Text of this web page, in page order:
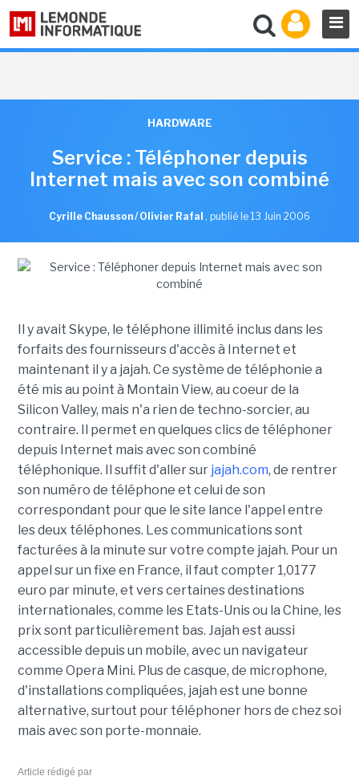
HARDWARE
Service : Téléphoner depuis
Internet mais avec son combiné
Cyrille Chausson / Olivier Rafal , publié le 13 Juin 2006
Il y avait Skype, le téléphone illimité inclus dans les
forfaits des fournisseurs d'accès à Internet et
maintenant il y a jajah. Ce système de téléphonie a
été mis au point à Montain View, au coeur de la
Silicon Valley, mais n'a rien de techno-sorcier, au
contraire. Il permet en quelques clics de téléphoner
depuis Internet mais avec son combiné
téléphonique. Il suffit d'aller sur jajah.com, de rentrer
son numéro de téléphone et celui de son
correspondant pour que le site lance l'appel entre
les deux téléphones. Les communications sont
facturées à la minute sur votre compte jajah. Pour un
appel sur un fixe en France, il faut compter 1,0177
euro par minute, et vers certaines destinations
internationales, comme les Etats-Unis ou la Chine, les
prix sont particulièrement bas. Jajah est aussi
accessible depuis un mobile, avec un navigateur
comme Opera Mini. Plus de casque, de microphone,
d'installations compliquées, jajah est une bonne
alternative, surtout pour téléphoner hors de chez soi
mais avec son porte-monnaie.
Article rédigé par